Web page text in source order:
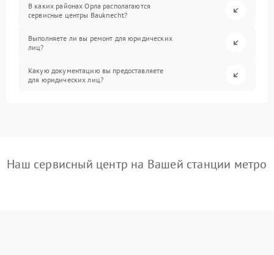
В каких районах Орла располагаются
сервисные центры Bauknecht?
Выполняете ли вы ремонт для юридических
лиц?
Какую документацию вы предоставляете
для юридических лиц?
Наш сервисный центр на Вашей станции метро